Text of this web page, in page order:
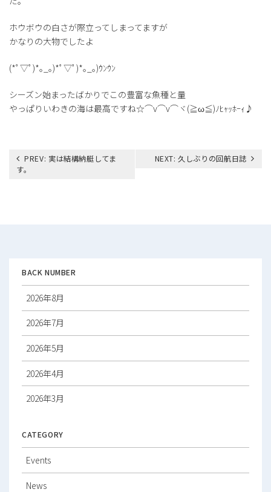
ホウボウの白さが際立ってしまってますが
かなりの大物でしたよ
(*ﾟ▽ﾟ)*｡_｡)*ﾟ▽ﾟ)*｡_｡)ｳﾝｳﾝ
シーズン始まったばかりでこの豊富な魚種と量
やっぱりいわきの海は最高ですね☆⌒v⌒v⌒ヾ(≧ω≦)ﾉﾋｬｯﾎｰｨ♪
投
PREV: 実は結構納艇してま
す。
NEXT: 久しぶりの回航日誌
BACK NUMBER
2026年8月
2026年7月
2026年5月
2026年4月
2026年3月
2026年1月
2025年12月
CATEGORY
Events
News